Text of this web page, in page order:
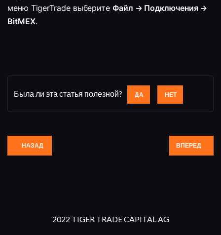
меню TigerTrade выберите Файл → Подключения →
BitMEX.
Была ли эта статья полезной? ДА НЕТ
НАЗАД ВПЕРЕД
2022 TIGER TRADE CAPITAL AG